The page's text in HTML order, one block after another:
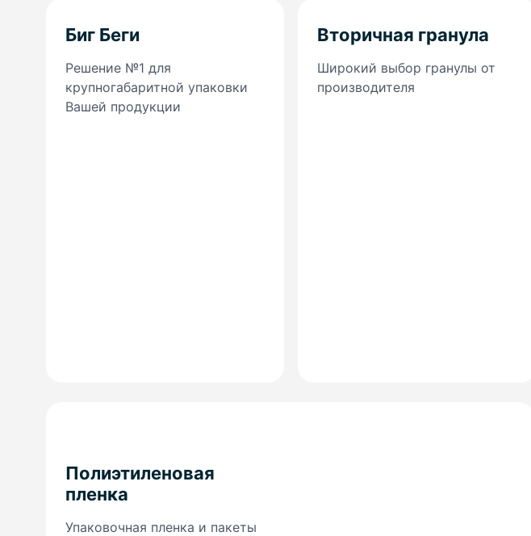
Биг Беги
Решение №1 для
крупногабаритной упаковки
Вашей продукции
Вторичная гранула
Широкий выбор гранулы от
производителя
Полиэтиленовая
пленка
Упаковочная пленка и пакеты